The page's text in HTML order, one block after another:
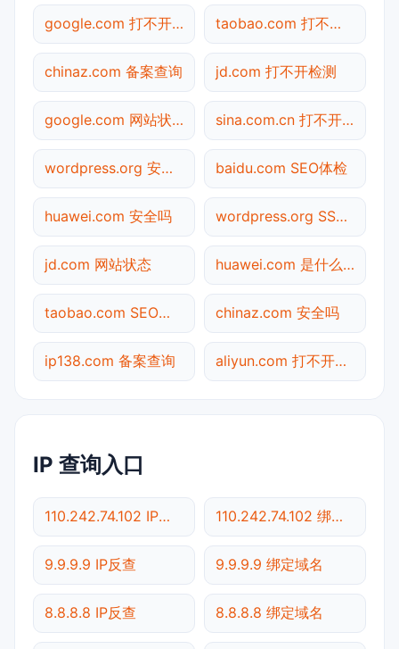
google.com 打不开检测 taobao.com 打不开检测
chinaz.com 备案查询 jd.com 打不开检测
google.com 网站状态 sina.com.cn 打不开检测
wordpress.org 安全吗 baidu.com SEO体检
huawei.com 安全吗 wordpress.org SSL检测
jd.com 网站状态 huawei.com 是什么网站
taobao.com SEO体检 chinaz.com 安全吗
ip138.com 备案查询 aliyun.com 打不开检测
IP 查询入口
110.242.74.102 IP反查 110.242.74.102 绑定域名
9.9.9.9 IP反查 9.9.9.9 绑定域名
8.8.8.8 IP反查 8.8.8.8 绑定域名